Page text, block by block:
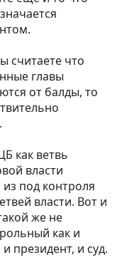
считаете что
главы
от балды, то
как ветвь
власти
под контроля
власти. Вот и
же не
как и
и президент, и суд.